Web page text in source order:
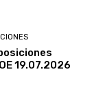
19.07.2026